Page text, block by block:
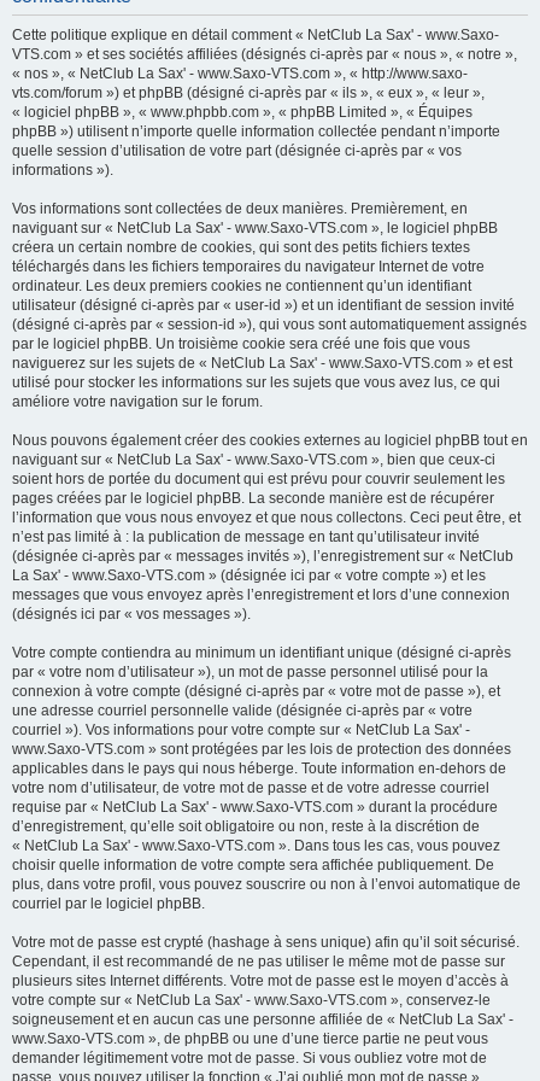
h
Cette politique explique en détail comment « NetClub La Sax' - www.Saxo-
VTS.com » et ses sociétés affiliées (désignés ci-après par « nous », « notre »,
« nos », « NetClub La Sax' - www.Saxo-VTS.com », « http://www.saxo-
vts.com/forum ») et phpBB (désigné ci-après par « ils », « eux », « leur »,
« logiciel phpBB », « www.phpbb.com », « phpBB Limited », « Équipes
phpBB ») utilisent n’importe quelle information collectée pendant n’importe
quelle session d’utilisation de votre part (désignée ci-après par « vos
informations »).
Vos informations sont collectées de deux manières. Premièrement, en
naviguant sur « NetClub La Sax' - www.Saxo-VTS.com », le logiciel phpBB
créera un certain nombre de cookies, qui sont des petits fichiers textes
téléchargés dans les fichiers temporaires du navigateur Internet de votre
ordinateur. Les deux premiers cookies ne contiennent qu’un identifiant
utilisateur (désigné ci-après par « user-id ») et un identifiant de session invité
(désigné ci-après par « session-id »), qui vous sont automatiquement assignés
par le logiciel phpBB. Un troisième cookie sera créé une fois que vous
naviguerez sur les sujets de « NetClub La Sax' - www.Saxo-VTS.com » et est
utilisé pour stocker les informations sur les sujets que vous avez lus, ce qui
améliore votre navigation sur le forum.
Nous pouvons également créer des cookies externes au logiciel phpBB tout en
naviguant sur « NetClub La Sax' - www.Saxo-VTS.com », bien que ceux-ci
soient hors de portée du document qui est prévu pour couvrir seulement les
pages créées par le logiciel phpBB. La seconde manière est de récupérer
l’information que vous nous envoyez et que nous collectons. Ceci peut être, et
n’est pas limité à : la publication de message en tant qu’utilisateur invité
(désignée ci-après par « messages invités »), l’enregistrement sur « NetClub
La Sax' - www.Saxo-VTS.com » (désignée ici par « votre compte ») et les
messages que vous envoyez après l’enregistrement et lors d’une connexion
(désignés ici par « vos messages »).
Votre compte contiendra au minimum un identifiant unique (désigné ci-après
par « votre nom d’utilisateur »), un mot de passe personnel utilisé pour la
connexion à votre compte (désigné ci-après par « votre mot de passe »), et
une adresse courriel personnelle valide (désignée ci-après par « votre
courriel »). Vos informations pour votre compte sur « NetClub La Sax' -
www.Saxo-VTS.com » sont protégées par les lois de protection des données
applicables dans le pays qui nous héberge. Toute information en-dehors de
votre nom d’utilisateur, de votre mot de passe et de votre adresse courriel
requise par « NetClub La Sax' - www.Saxo-VTS.com » durant la procédure
d’enregistrement, qu’elle soit obligatoire ou non, reste à la discrétion de
« NetClub La Sax' - www.Saxo-VTS.com ». Dans tous les cas, vous pouvez
choisir quelle information de votre compte sera affichée publiquement. De
plus, dans votre profil, vous pouvez souscrire ou non à l’envoi automatique de
courriel par le logiciel phpBB.
Votre mot de passe est crypté (hashage à sens unique) afin qu’il soit sécurisé.
Cependant, il est recommandé de ne pas utiliser le même mot de passe sur
plusieurs sites Internet différents. Votre mot de passe est le moyen d’accès à
votre compte sur « NetClub La Sax' - www.Saxo-VTS.com », conservez-le
soigneusement et en aucun cas une personne affiliée de « NetClub La Sax' -
www.Saxo-VTS.com », de phpBB ou une d’une tierce partie ne peut vous
demander légitimement votre mot de passe. Si vous oubliez votre mot de
passe, vous pouvez utiliser la fonction « J’ai oublié mon mot de passe »